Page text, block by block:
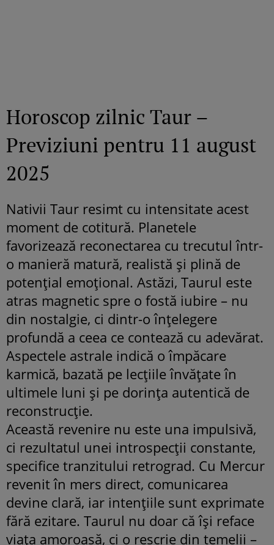
Horoscop zilnic Taur –
Previziuni pentru 11 august
2025
Nativii Taur resimt cu intensitate acest
moment de cotitură. Planetele
favorizează reconectarea cu trecutul într-
o manieră matură, realistă și plină de
potențial emoțional. Astăzi, Taurul este
atras magnetic spre o fostă iubire – nu
din nostalgie, ci dintr-o înțelegere
profundă a ceea ce contează cu adevărat.
Aspectele astrale indică o împăcare
karmică, bazată pe lecțiile învățate în
ultimele luni și pe dorința autentică de
reconstrucție.
Această revenire nu este una impulsivă,
ci rezultatul unei introspecții constante,
specifice tranzitului retrograd. Cu Mercur
revenit în mers direct, comunicarea
devine clară, iar intențiile sunt exprimate
fără ezitare. Taurul nu doar că își reface
viața amoroasă, ci o rescrie din temelii –